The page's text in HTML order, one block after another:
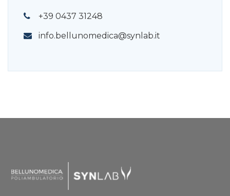
+39 0437 31248
info.bellunomedica@synlab.it